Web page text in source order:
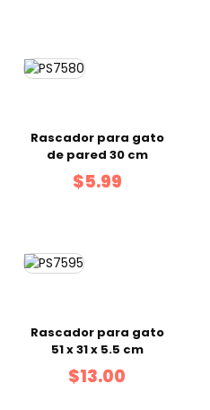
Rascador para gato
de pared 30 cm
$5.99
Rascador para gato
51 x 31 x 5.5 cm
$13.00